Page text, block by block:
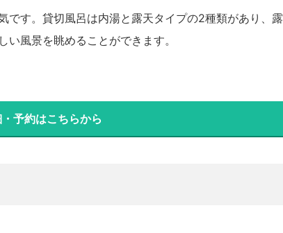
です。貸切風呂は内湯と露天タイプの2種類があり、露
風景を眺めることができます。
予約はこちらから